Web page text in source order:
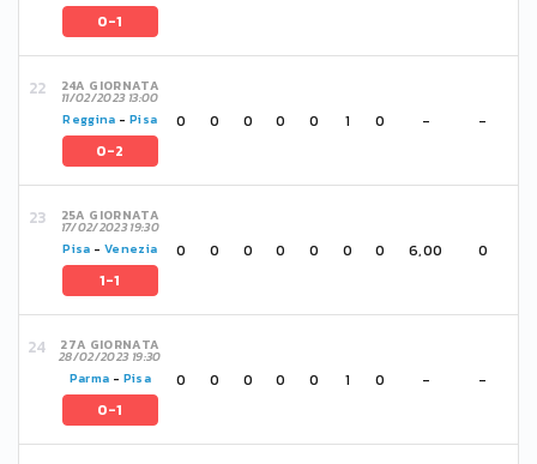
0-1
24A GIORNATA
11/02/2023 13:00
Reggina - Pisa
0-2
0 0 0 0 0 1 0 - -
25A GIORNATA
17/02/2023 19:30
Pisa - Venezia
1-1
0 0 0 0 0 0 0 6,00 0
27A GIORNATA
28/02/2023 19:30
Parma - Pisa
0-1
0 0 0 0 0 1 0 - -